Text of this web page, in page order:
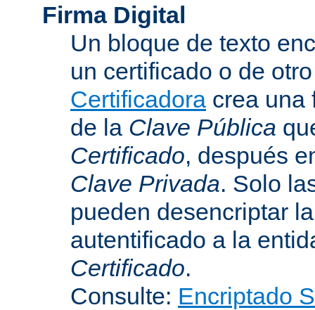
Firma Digital
Un bloque de texto
un certificado o de
Certificadora crea una
de la Clave Pública
Certificado, después
Clave Privada. Solo
pueden desencriptar
autentificado a la
Certificado.
Consulte: Encriptado